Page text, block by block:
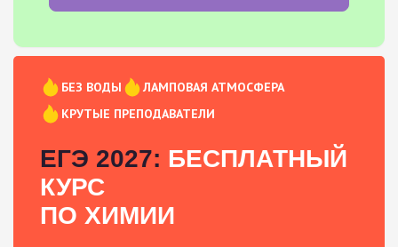
БЕЗ ВОДЫ
ЛАМПОВАЯ АТМОСФЕРА
КРУТЫЕ ПРЕПОДАВАТЕЛИ
ЕГЭ 2027: БЕСПЛАТНЫЙ
КУРС
ПО ХИМИИ